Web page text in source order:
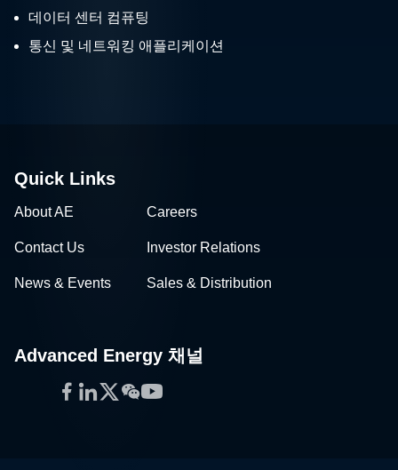
데이터 센터 컴퓨팅
통신 및 네트워킹 애플리케이션
Quick Links
About AE Careers
Contact Us Investor Relations
News & Events Sales & Distribution
Advanced Energy 채널
Facebook
LinkedIn
Twitter
WeChat
YouTube